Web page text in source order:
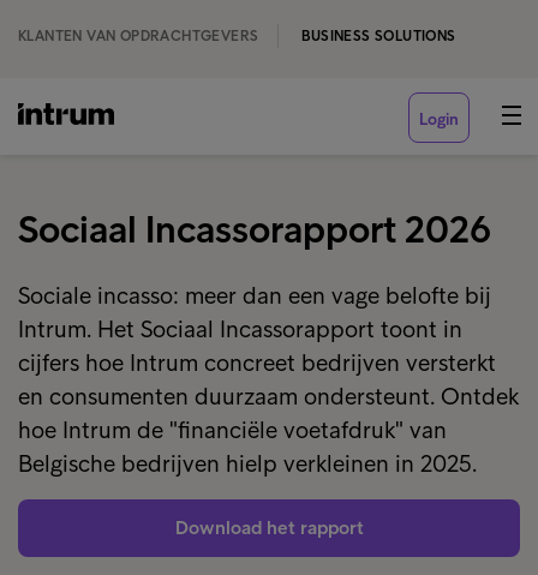
KLANTEN VAN OPDRACHTGEVERS BUSINESS SOLUTIONS
Login
Sociaal Incassorapport 2026
Sociale incasso: meer dan een vage belofte bij
Intrum. Het Sociaal Incassorapport toont in
cijfers hoe Intrum concreet bedrijven versterkt
en consumenten duurzaam ondersteunt. Ontdek
hoe Intrum de "financiële voetafdruk" van
Belgische bedrijven hielp verkleinen in 2025.
Download het rapport